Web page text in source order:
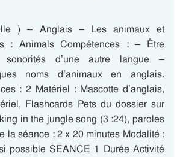
) – Anglais – Les animaux et
: Animals Compétences : – Être
sonorités d’une autre langue –
noms d’animaux en anglais.
: 2 Matériel : Mascotte d’anglais,
Flashcards Pets du dossier sur
in the jungle song (3 :24), paroles
la séance : 2 x 20 minutes Modalité :
possible SEANCE 1 Durée Activité